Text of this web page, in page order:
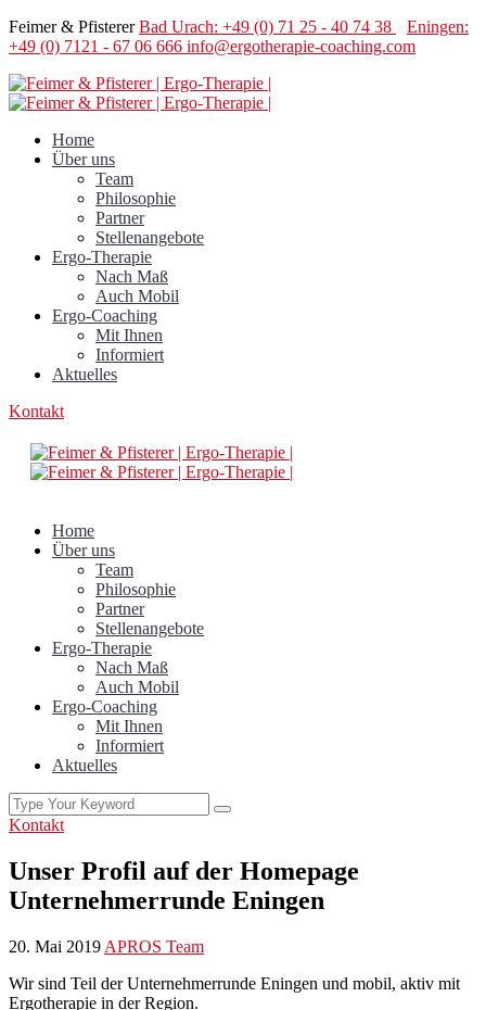
Feimer & PfistererBad Urach: +49 (0) 71 25 - 40 74 38
Eningen:
+49 (0) 7121 - 67 06 666 info@ergotherapie-coaching.com
Home
Über uns
Team
Philosophie
Partner
Stellenangebote
Ergo-Therapie
Nach Maß
Auch Mobil
Ergo-Coaching
Mit Ihnen
Informiert
Aktuelles
Kontakt
Home
Über uns
Team
Philosophie
Partner
Stellenangebote
Ergo-Therapie
Nach Maß
Auch Mobil
Ergo-Coaching
Mit Ihnen
Informiert
Aktuelles
Kontakt
Unser Profil auf der Homepage
Unternehmerrunde Eningen
20. Mai 2019 APROS Team
Wir sind Teil der Unternehmerrunde Eningen und mobil, aktiv mit
Ergotherapie in der Region.